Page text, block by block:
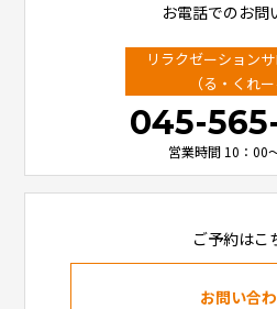
お電話でのお問
リラクゼーション
（る・くれー
045-
営業時間 10：00
ご予約はこ
お問い合